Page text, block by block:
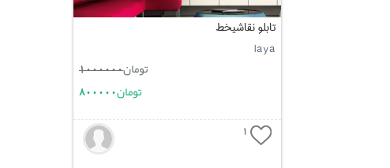
تابلو نقاشیخط
laya
تومان1000000
تومان800000
1